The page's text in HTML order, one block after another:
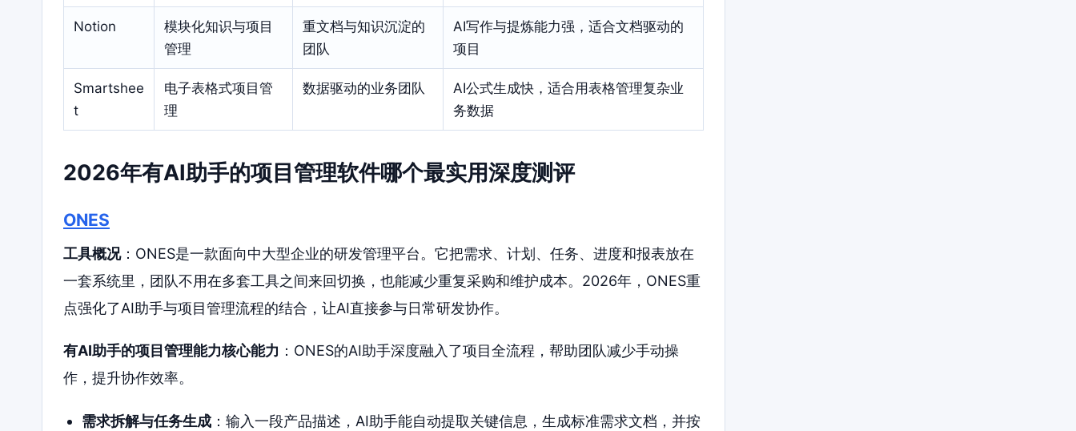
Notion
模块化知识与项目
管理
重文档与知识沉淀的
团队
AI写作与提炼能力强，适合文档驱动的
项目
Smartshee
t
电子表格式项目管
理
数据驱动的业务团队
AI公式生成快，适合用表格管理复杂业
务数据
2026年有AI助手的项目管理软件哪个最实用深度测评
ONES
工具概况：ONES是一款面向中大型企业的研发管理平台。它把需求、计划、任务、进度和报表放在
一套系统里，团队不用在多套工具之间来回切换，也能减少重复采购和维护成本。2026年，ONES重
点强化了AI助手与项目管理流程的结合，让AI直接参与日常研发协作。
有AI助手的项目管理能力核心能力 ：ONES的AI助手深度融入了项目全流程，帮助团队减少手动操
作，提升协作效率。
需求拆解与任务生成：输入一段产品描述，AI助手能自动提取关键信息，生成标准需求文档，并按